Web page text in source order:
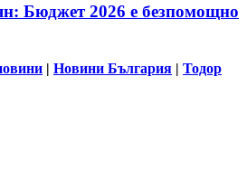
Бюджет 2026 е безпомощно
| Новини България | Тодор